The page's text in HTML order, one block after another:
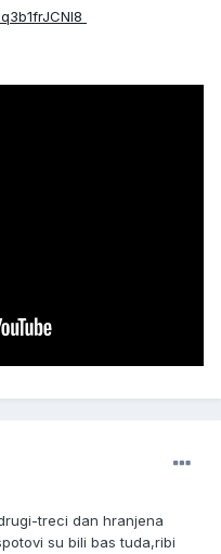
treci dan hranjena
su bili bas tuda,ribi